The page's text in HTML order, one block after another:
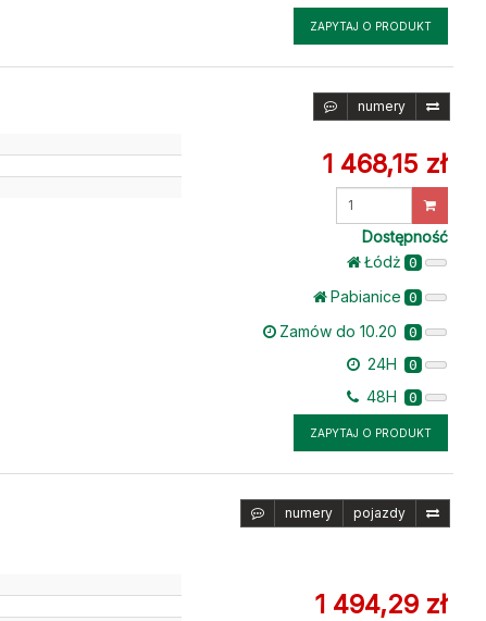
ZAPYTAJ O PRODUKT
numery
1 468,15 zł
Wprowadź
Dostępność
Łódż 0
Pabianice 0
Zamów do 10.20 0
24H 0
48H 0
ZAPYTAJ O PRODUKT
numery pojazdy
1 494,29 zł